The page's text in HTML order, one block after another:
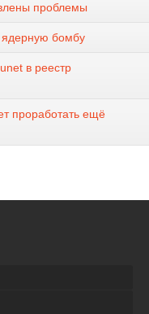
проблемы
ядерную бомбу
в реестр
проработать ещё